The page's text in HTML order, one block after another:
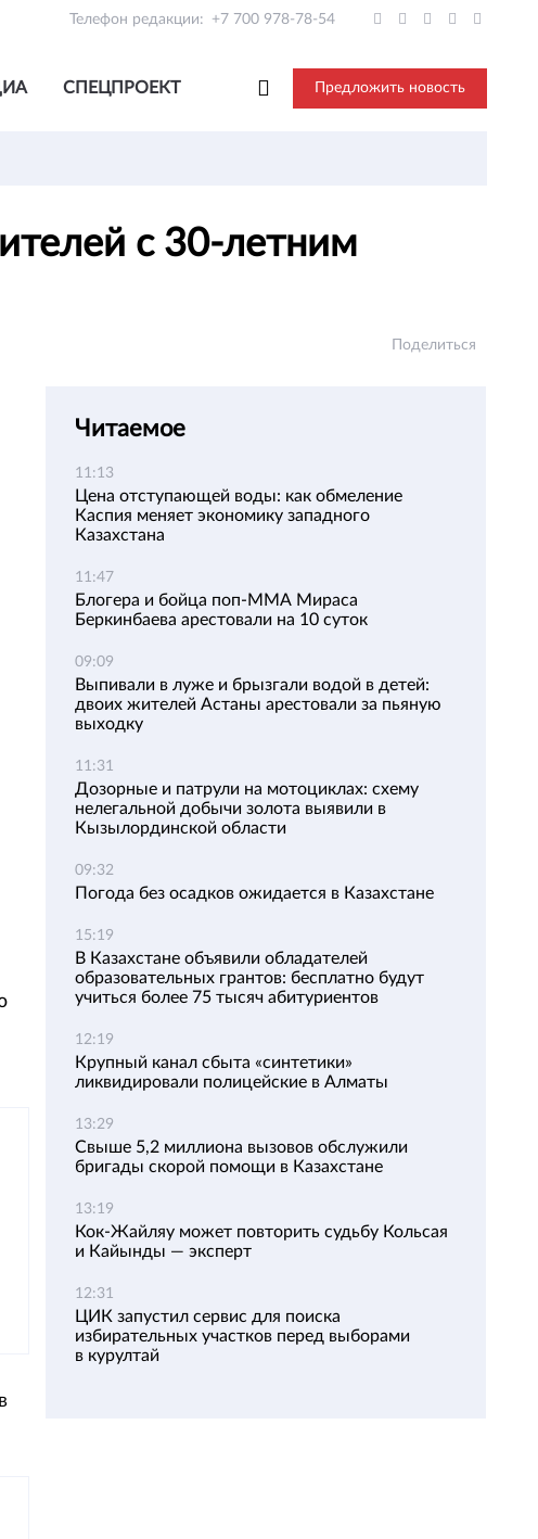
Телефон редакции: +7 700 978-78-54
СПЕЦПРОЕКТ Предложить новость
с 30-летним
Поделиться
Читаемое
11:13
Цена отступающей воды: как обмеление
Каспия меняет экономику западного
Казахстана
11:47
Блогера и бойца поп-ММА Мираса
Беркинбаева арестовали на 10 суток
09:09
Выпивали в луже и брызгали водой в детей:
двоих жителей Астаны арестовали за пьяную
выходку
11:31
Дозорные и патрули на мотоциклах: схему
нелегальной добычи золота выявили в
Кызылординской области
09:32
Погода без осадков ожидается в Казахстане
15:19
В Казахстане объявили обладателей
образовательных грантов: бесплатно будут
учиться более 75 тысяч абитуриентов
12:19
Крупный канал сбыта «синтетики»
ликвидировали полицейские в Алматы
13:29
Свыше 5,2 миллиона вызовов обслужили
бригады скорой помощи в Казахстане
13:19
Кок-Жайляу может повторить судьбу Кольсая
и Кайынды — эксперт
12:31
ЦИК запустил сервис для поиска
избирательных участков перед выборами
в курултай